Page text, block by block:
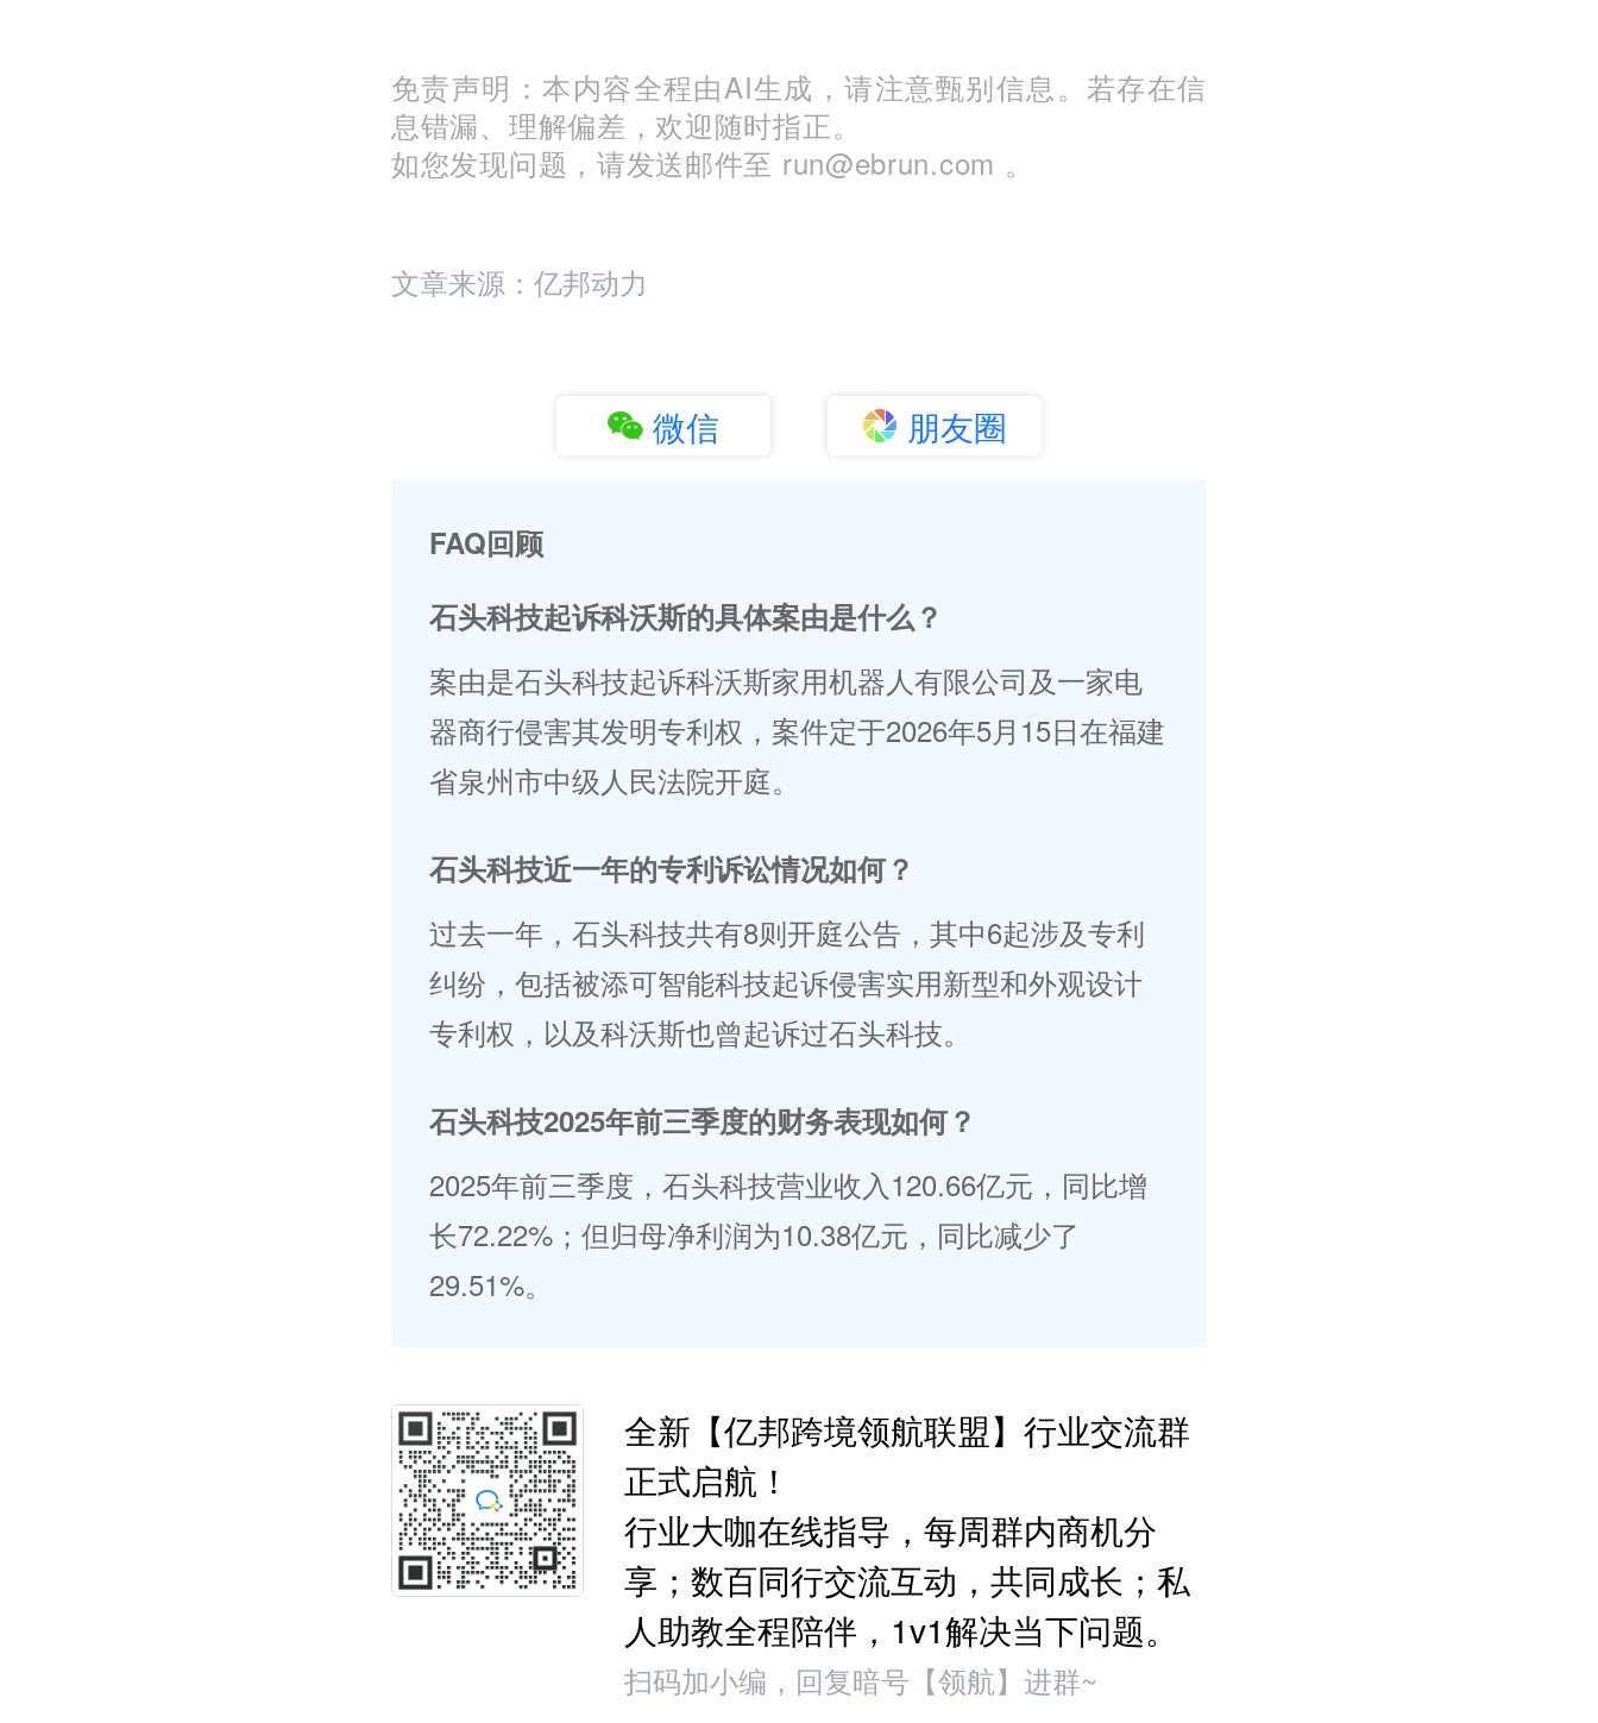
免责声明：本内容全程由AI生成，请注意甄别信息。若存在信
息错漏、理解偏差，欢迎随时指正。
如您发现问题，请发送邮件至 run@ebrun.com 。
文章来源：亿邦动力
微信 朋友圈
FAQ回顾
石头科技起诉科沃斯的具体案由是什么？
案由是石头科技起诉科沃斯家用机器人有限公司及一家电
器商行侵害其发明专利权，案件定于2026年5月15日在福建
省泉州市中级人民法院开庭。
石头科技近一年的专利诉讼情况如何？
过去一年，石头科技共有8则开庭公告，其中6起涉及专利
纠纷，包括被添可智能科技起诉侵害实用新型和外观设计
专利权，以及科沃斯也曾起诉过石头科技。
石头科技2025年前三季度的财务表现如何？
2025年前三季度，石头科技营业收入120.66亿元，同比增
长72.22%；但归母净利润为10.38亿元，同比减少了
29.51%。
全新【亿邦跨境领航联盟】行业交流群
正式启航！
行业大咖在线指导，每周群内商机分
享；数百同行交流互动，共同成长；私
人助教全程陪伴，1v1解决当下问题。
扫码加小编，回复暗号【领航】进群~